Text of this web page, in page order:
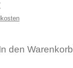
den Warenkorb